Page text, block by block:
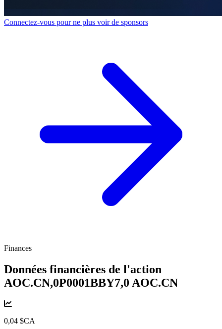
Connectez-vous pour ne plus voir de sponsors
Finances
Données financières de l'action
AOC.CN,0P0001BBY7,0 AOC.CN
0,04 $CA